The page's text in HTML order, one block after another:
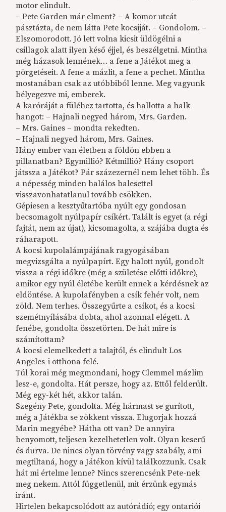
motor elindult.
– Pete Garden már elment? – A komor utcát
pásztázta, de nem látta Pete kocsiját. – Gondolom. –
Elszomorodott. Jó lett volna kicsit üldögélni a
csillagok alatt ilyen késő éjjel, és beszélgetni. Mintha
még házasok lennének… a fene a Játékot meg a
pörgetéseit. A fene a mázlit, a fene a pechet. Mintha
mostanában csak az utóbbiból lenne. Meg vagyunk
bélyegezve mi, emberek.
A karóráját a füléhez tartotta, és hallotta a halk
hangot: – Hajnali negyed három, Mrs. Garden.
– Mrs. Gaines – mondta rekedten.
– Hajnali negyed három, Mrs. Gaines.
Hány ember van életben a földön ebben a
pillanatban? Egymillió? Kétmillió? Hány csoport
játssza a Játékot? Pár százezernél nem lehet több. És
a népesség minden halálos balesettel
visszavonhatatlanul tovább csökken.
Gépiesen a kesztyűtartóba nyúlt egy gondosan
becsomagolt nyúlpapír csíkért. Talált is egyet (a régi
fajtát, nem az újat), kicsomagolta, a szájába dugta és
ráharapott.
A kocsi kupolalámpájának ragyogásában
megvizsgálta a nyúlpapírt. Egy halott nyúl, gondolt
vissza a régi időkre (még a születése előtti időkre),
amikor egy nyúl életébe került ennek a kérdésnek az
eldöntése. A kupolafényben a csík fehér volt, nem
zöld. Nem terhes. Összegyűrte a csíkot, és a kocsi
szemétnyílásába dobta, ahol azonnal elégett. A
fenébe, gondolta összetörten. De hát mire is
számítottam?
A kocsi elemelkedett a talajtól, és elindult Los
Angeles-i otthona felé.
Túl korai még megmondani, hogy Clemmel mázlim
lesz-e, gondolta. Hát persze, hogy az. Ettől felderült.
Még egy-két hét, akkor talán.
Szegény Pete, gondolta. Még hármast se gurított,
még a Játékba se zökkent vissza. Elugorjak hozzá
Marin megyébe? Hátha ott van? De annyira
benyomott, teljesen kezelhetetlen volt. Olyan keserű
és durva. De nincs olyan törvény vagy szabály, ami
megtiltaná, hogy a Játékon kívül találkozzunk. Csak
hát mi értelme lenne? Nincs szerencsénk Pete-nek
meg nekem. Attól függetlenül, mit érzünk egymás
iránt.
Hirtelen bekapcsolódott az autórádió; egy ontariói